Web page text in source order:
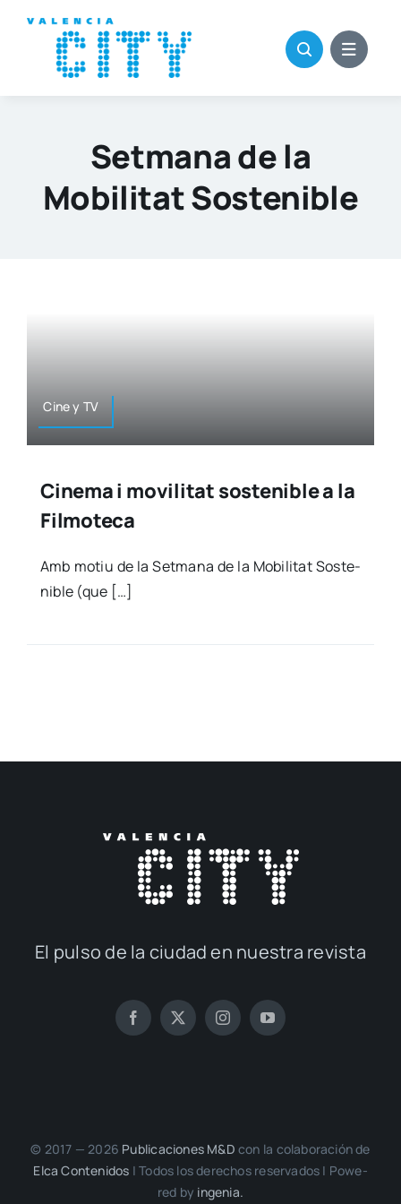
contenido
Setmana de la
Mobilitat Sostenible
Cine y TV
Cinema i movilitat sostenible a la
Filmoteca
Amb motiu de la Set­ma­na de la Mobi­li­tat Sos­te­
ni­ble (que […]
El pul­so de la ciu­dad en nues­tra revis­ta
© 2017 — 2026 Publi­ca­cio­nes M&D con la cola­bo­ra­ción de
Elca Con­te­ni­dos | Todos los dere­chos reser­va­dos | Powe­
red by inge­nia.